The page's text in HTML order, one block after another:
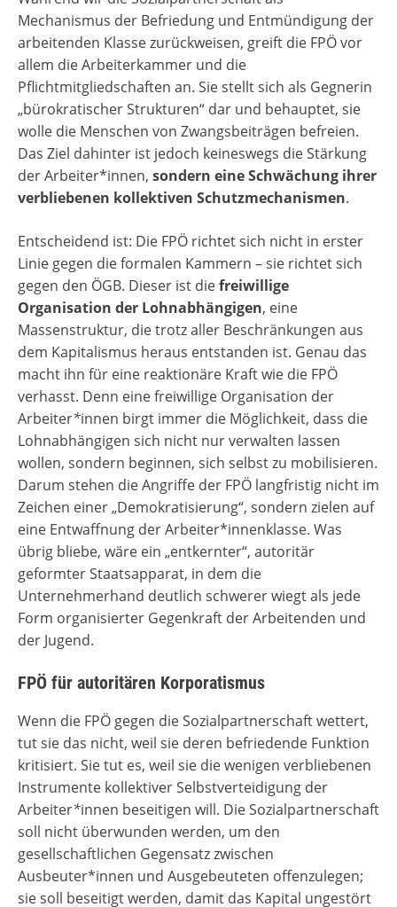
Mechanismus der Befriedung und Entmündigung der
arbeitenden Klasse zurückweisen, greift die FPÖ vor
allem die Arbeiterkammer und die
Pflichtmitgliedschaften an. Sie stellt sich als Gegnerin
„bürokratischer Strukturen“ dar und behauptet, sie
wolle die Menschen von Zwangsbeiträgen befreien.
Das Ziel dahinter ist jedoch keineswegs die Stärkung
der Arbeiter*innen, sondern eine Schwächung ihrer
verbliebenen kollektiven Schutzmechanismen.
Entscheidend ist: Die FPÖ richtet sich nicht in erster
Linie gegen die formalen Kammern – sie richtet sich
gegen den ÖGB. Dieser ist diefreiwillige
Organisation der Lohnabhängigen, eine
Massenstruktur, die trotz aller Beschränkungen aus
dem Kapitalismus heraus entstanden ist. Genau das
macht ihn für eine reaktionäre Kraft wie die FPÖ
verhasst. Denn eine freiwillige Organisation der
Arbeiter*innen birgt immer die Möglichkeit, dass die
Lohnabhängigen sich nicht nur verwalten lassen
wollen, sondern beginnen, sich selbst zu mobilisieren.
Darum stehen die Angriffe der FPÖ langfristig nicht im
Zeichen einer „Demokratisierung“, sondern zielen auf
eine Entwaffnung der Arbeiter*innenklasse. Was
übrig bliebe, wäre ein „entkernter“, autoritär
geformter Staatsapparat, in dem die
Unternehmerhand deutlich schwerer wiegt als jede
Form organisierter Gegenkraft der Arbeitenden und
der Jugend.
FPÖ für autoritären Korporatismus
Wenn die FPÖ gegen die Sozialpartnerschaft wettert,
tut sie das nicht, weil sie deren befriedende Funktion
kritisiert. Sie tut es, weil sie die wenigen verbliebenen
Instrumente kollektiver Selbstverteidigung der
Arbeiter*innen beseitigen will. Die Sozialpartnerschaft
soll nicht überwunden werden, um den
gesellschaftlichen Gegensatz zwischen
Ausbeuter*innen und Ausgebeuteten offenzulegen;
sie soll beseitigt werden, damit das Kapital ungestört